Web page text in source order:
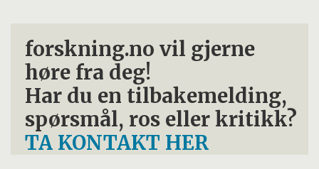
forskning.no vil gjerne
høre fra deg!
Har du en tilbakemelding,
spørsmål, ros eller kritikk?
TA KONTAKT HER